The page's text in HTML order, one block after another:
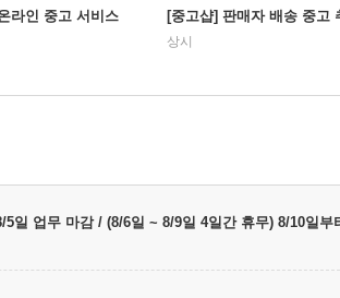
라인 중고 서비스 [중고샵] 판매자 배송 중고
상시
5일 업무 마감 / (8/6일 ~ 8/9일 4일간 휴무) 8/10일부